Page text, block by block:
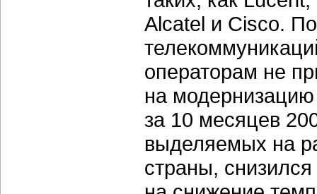
Alcatel и Cisco.
операторам не
на модернизацию
за 10 месяцев
выделяемых на
страны,